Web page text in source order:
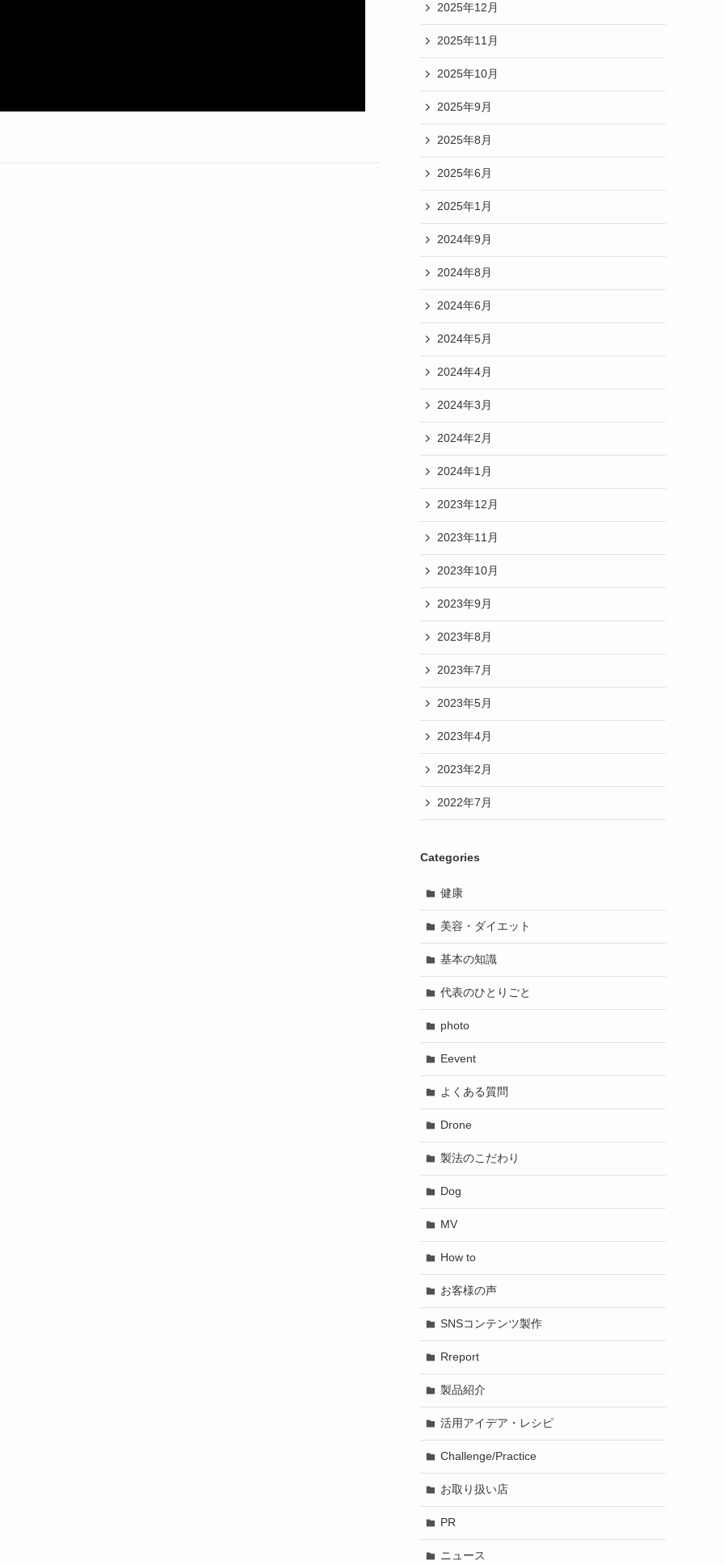
2025年12月
2025年11月
2025年10月
2025年9月
2025年8月
2025年6月
2025年1月
2024年9月
2024年8月
2024年6月
2024年5月
2024年4月
2024年3月
2024年2月
2024年1月
2023年12月
2023年11月
2023年10月
2023年9月
2023年8月
2023年7月
2023年5月
2023年4月
2023年2月
2022年7月
Categories
健康
美容・ダイエット
基本の知識
代表のひとりごと
photo
Eevent
よくある質問
Drone
製法のこだわり
Dog
MV
How to
お客様の声
SNSコンテンツ製作
Rreport
製品紹介
活用アイデア・レシピ
Challenge/Practice
お取り扱い店
PR
ニュース